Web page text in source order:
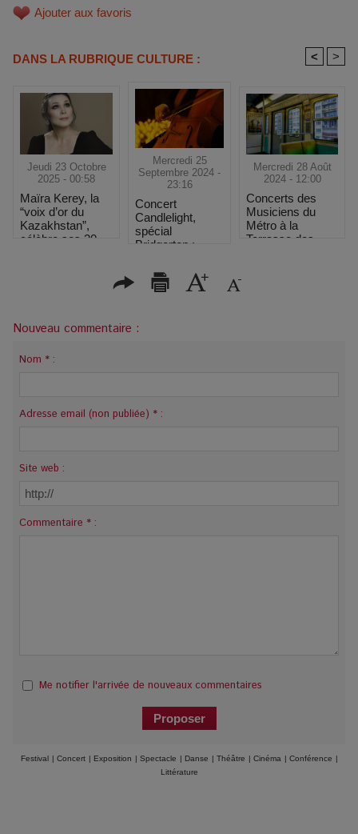
Ajouter aux favoris
DANS LA RUBRIQUE CULTURE : < >
Jeudi 23 Octobre
2025 - 00:58
Maïra Kerey, la
“voix d’or du
Kazakhstan”,
célèbre ses 30
Mercredi 25
Septembre 2024 -
23:16
Concert
Candlelight,
spécial
Bridgerton :
l'univers de la
série en restant
Mercredi 28 Août
2024 - 12:00
Concerts des
Musiciens du
Métro à la
Terrasse des
Nouveau commentaire :
Nom * :
Adresse email (non publiée) * :
Site web :
Commentaire * :
Me notifier l'arrivée de nouveaux commentaires
Festival | Concert | Exposition | Spectacle | Danse | Théâtre | Cinéma | Conférence |
Littérature